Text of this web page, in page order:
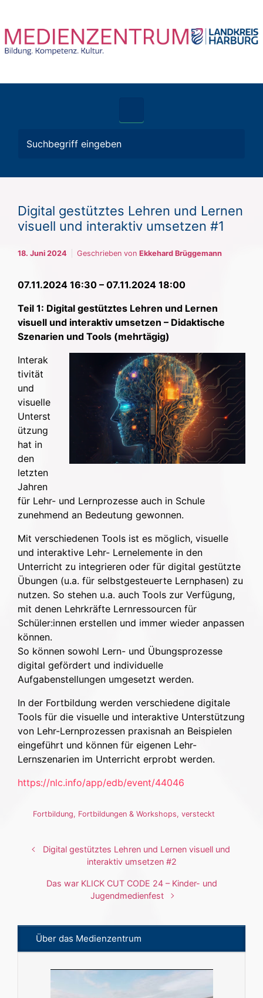
Digital gestütztes Lehren und Lernen
visuell und interaktiv umsetzen #1
18. Juni 2024 Geschrieben von Ekkehard Brüggemann
07.11.2024 16:30 – 07.11.2024 18:00
Teil 1: Digital gestütztes Lehren und Lernen
visuell und interaktiv umsetzen – Didaktische
Szenarien und Tools (mehrtägig)
Interak
tivität
und
visuelle
Unterst
ützung
hat in
den
letzten
Jahren
für Lehr- und Lernprozesse auch in Schule
zunehmend an Bedeutung gewonnen.
Mit verschiedenen Tools ist es möglich, visuelle
und interaktive Lehr- Lernelemente in den
Unterricht zu integrieren oder für digital gestützte
Übungen (u.a. für selbstgesteuerte Lernphasen) zu
nutzen. So stehen u.a. auch Tools zur Verfügung,
mit denen Lehrkräfte Lernressourcen für
Schüler:innen erstellen und immer wieder anpassen
können.
So können sowohl Lern- und Übungsprozesse
digital gefördert und individuelle
Aufgabenstellungen umgesetzt werden.
In der Fortbildung werden verschiedene digitale
Tools für die visuelle und interaktive Unterstützung
von Lehr-Lernprozessen praxisnah an Beispielen
eingeführt und können für eigenen Lehr-
Lernszenarien im Unterricht erprobt werden.
https://nlc.info/app/edb/event/44046
Fortbildung, Fortbildungen & Workshops, versteckt
Digital gestütztes Lehren und Lernen visuell und
interaktiv umsetzen #2
Das war KLICK CUT CODE 24 – Kinder- und
Jugendmedienfest
Über das Medienzentrum